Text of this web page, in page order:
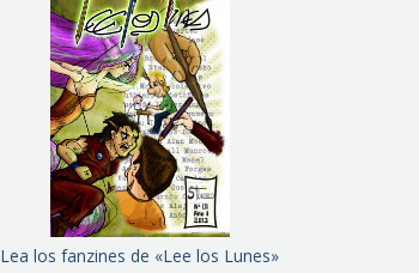
Lea los fanzines de «Lee los Lunes»